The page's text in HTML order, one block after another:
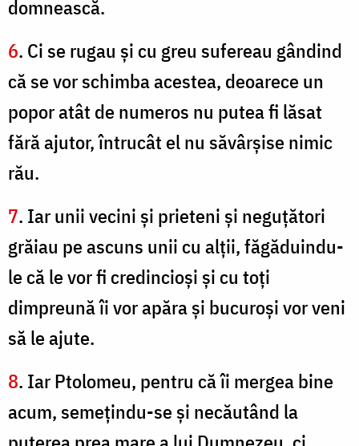
domnească.
6. Ci se rugau şi cu greu sufereau gândind
că se vor schimba acestea, deoarece un
popor atât de numeros nu putea fi lăsat
fără ajutor, întrucât el nu săvârşise nimic
rău.
7. Iar unii vecini şi prieteni şi neguţători
grăiau pe ascuns unii cu alţii, făgăduindu-
le că le vor fi credincioşi şi cu toţi
dimpreună îi vor apăra şi bucuroşi vor veni
să le ajute.
8. Iar Ptolomeu, pentru că îi mergea bine
acum, semeţindu-se şi necăutând la